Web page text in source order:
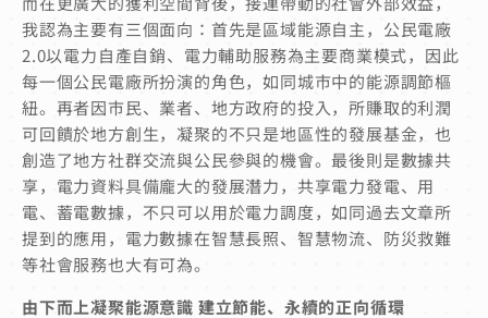
我認為主要有三個面向：首先是區域能源自主，公民電廠
2.0以電力自產自銷、電力輔助服務為主要商業模式，因此
每一個公民電廠所扮演的角色，如同城市中的能源調節樞
紐。再者因市民、業者、地方政府的投入，所賺取的利潤
可回饋於地方創生，凝聚的不只是地區性的發展基金，也
創造了地方社群交流與公民參與的機會。最後則是數據共
享，電力資料具備龐大的發展潛力，共享電力發電、用
電、蓄電數據，不只可以用於電力調度，如同過去文章所
提到的應用，電力數據在智慧長照、智慧物流、防災救難
等社會服務也大有可為。
由下而上凝聚能源意識 建立節能、永續的正向循環